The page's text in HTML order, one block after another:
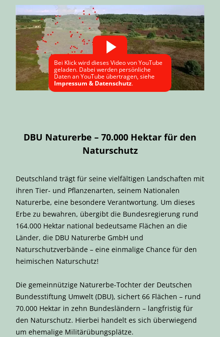
Bei Klick wird dieses Video von YouTube
geladen. Dabei werden persönliche
Daten an YouTube übertragen, siehe
Impressum & Datenschutz.
DBU Naturerbe – 70.000 Hektar für den
Naturschutz
Deutschland trägt für seine vielfältigen Landschaften mit
ihren Tier- und Pflanzenarten, seinem Nationalen
Naturerbe, eine besondere Verantwortung. Um dieses
Erbe zu bewahren, übergibt die Bundesregierung rund
164.000 Hektar national bedeutsame Flächen an die
Länder, die DBU Naturerbe GmbH und
Naturschutzverbände – eine einmalige Chance für den
heimischen Naturschutz!
Die gemeinnützige Naturerbe-Tochter der Deutschen
Bundesstiftung Umwelt (DBU), sichert 66 Flächen – rund
70.000 Hektar in zehn Bundesländern – langfristig für
den Naturschutz. Hierbei handelt es sich überwiegend
um ehemalige Militärübungsplätze.